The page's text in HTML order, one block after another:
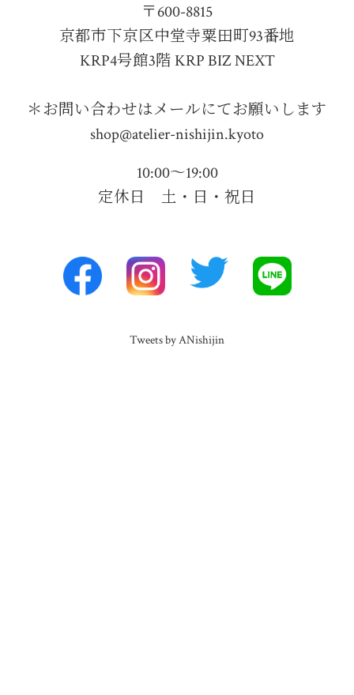
〒600-8815
京都市下京区中堂寺粟田町93番地
KRP4号館3階 KRP BIZ NEXT
＊お問い合わせはメールにてお願いします
shop@atelier-nishijin.kyoto
10:00〜19:00
定休日 土・日・祝日
Tweets by ANishijin